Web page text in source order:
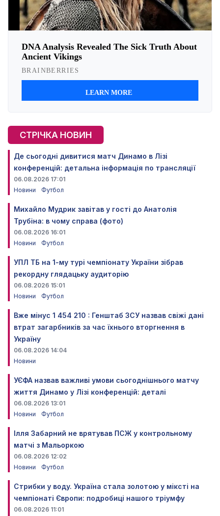
СТРІЧКА НОВИН
Де сьогодні дивитися матч Динамо в Лізі
конференцій: детальна інформація по трансляції
06.08.2026 17:01
Новини
Футбол
Михайло Мудрик завітав у гості до Анатолія
Трубіна: в чому справа (фото)
06.08.2026 16:01
Новини
Футбол
УПЛ ТБ на 1-му турі чемпіонату України зібрав
рекордну глядацьку аудиторію
06.08.2026 15:01
Новини
Футбол
Вже мінус 1 454 210 : Генштаб ЗСУ назвав свіжі дані
втрат загарбників за час їхнього вторгнення в
Україну
06.08.2026 14:04
Новини
УЄФА назвав важливі умови сьогоднішнього матчу
життя Динамо у Лізі конференцій: деталі
06.08.2026 13:01
Новини
Футбол
Ілля Забарний не врятував ПСЖ у контрольному
матчі з Мальоркою
06.08.2026 12:02
Новини
Футбол
Стрибки у воду. Україна стала золотою у міксті на
чемпіонаті Європи: подробиці нашого тріумфу
06.08.2026 11:01